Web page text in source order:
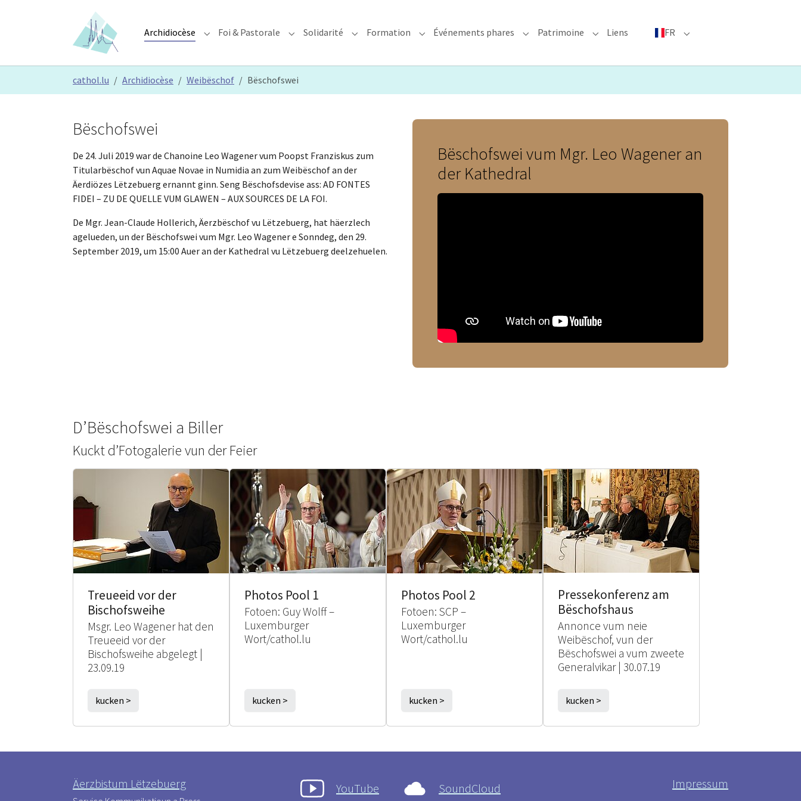
Archidiocèse Submenu for "Archidiocèse"
Foi & Pastorale Submenu for "Foi & Pastorale"
Solidarité Submenu for "Solidarité"
Formation Submenu for "Formation"
Événements phares Submenu for "Événements phares"
Patrimoine Submenu for "Patrimoine"
Liens FR Submenu for "FR"
cathol.lu Archidiocèse Weibëschof Bëschofswei
Bëschofswei
De 24. Juli 2019 war de Chanoine Leo Wagener vum Poopst Franziskus zum
Titularbëschof vun Aquae Novae in Numidia an zum Weibëschof an der
Äerdiözes Lëtzebuerg ernannt ginn. Seng Bëschofsdevise ass: AD FONTES
FIDEI – ZU DE QUELLE VUM GLAWEN – AUX SOURCES DE LA FOI.
De Mgr. Jean-Claude Hollerich, Äerzbëschof vu Lëtzebuerg, hat häerzlech
agelueden, un der Bëschofswei vum Mgr. Leo Wagener e Sonndeg, den 29.
September 2019, um 15:00 Auer an der Kathedral vu Lëtzebuerg deelzehuelen.
Bëschofswei vum Mgr. Leo Wagener an
der Kathedral
D’Bëschofswei a Biller
Kuckt d’Fotogalerie vun der Feier
Treueeid vor der
Bischofsweihe
Msgr. Leo Wagener hat den
Treueeid vor der
Bischofsweihe abgelegt |
23.09.19
kucken >
Photos Pool 1
Fotoen: Guy Wolff –
Luxemburger
Wort/cathol.lu
kucken >
Photos Pool 2
Fotoen: SCP –
Luxemburger
Wort/cathol.lu
kucken >
Pressekonferenz am
Bëschofshaus
Annonce vum neie
Weibëschof, vun der
Bëschofswei a vum zweete
Generalvikar | 30.07.19
kucken >
Äerzbistum Lëtzebuerg YouTube SoundCloud Impressum